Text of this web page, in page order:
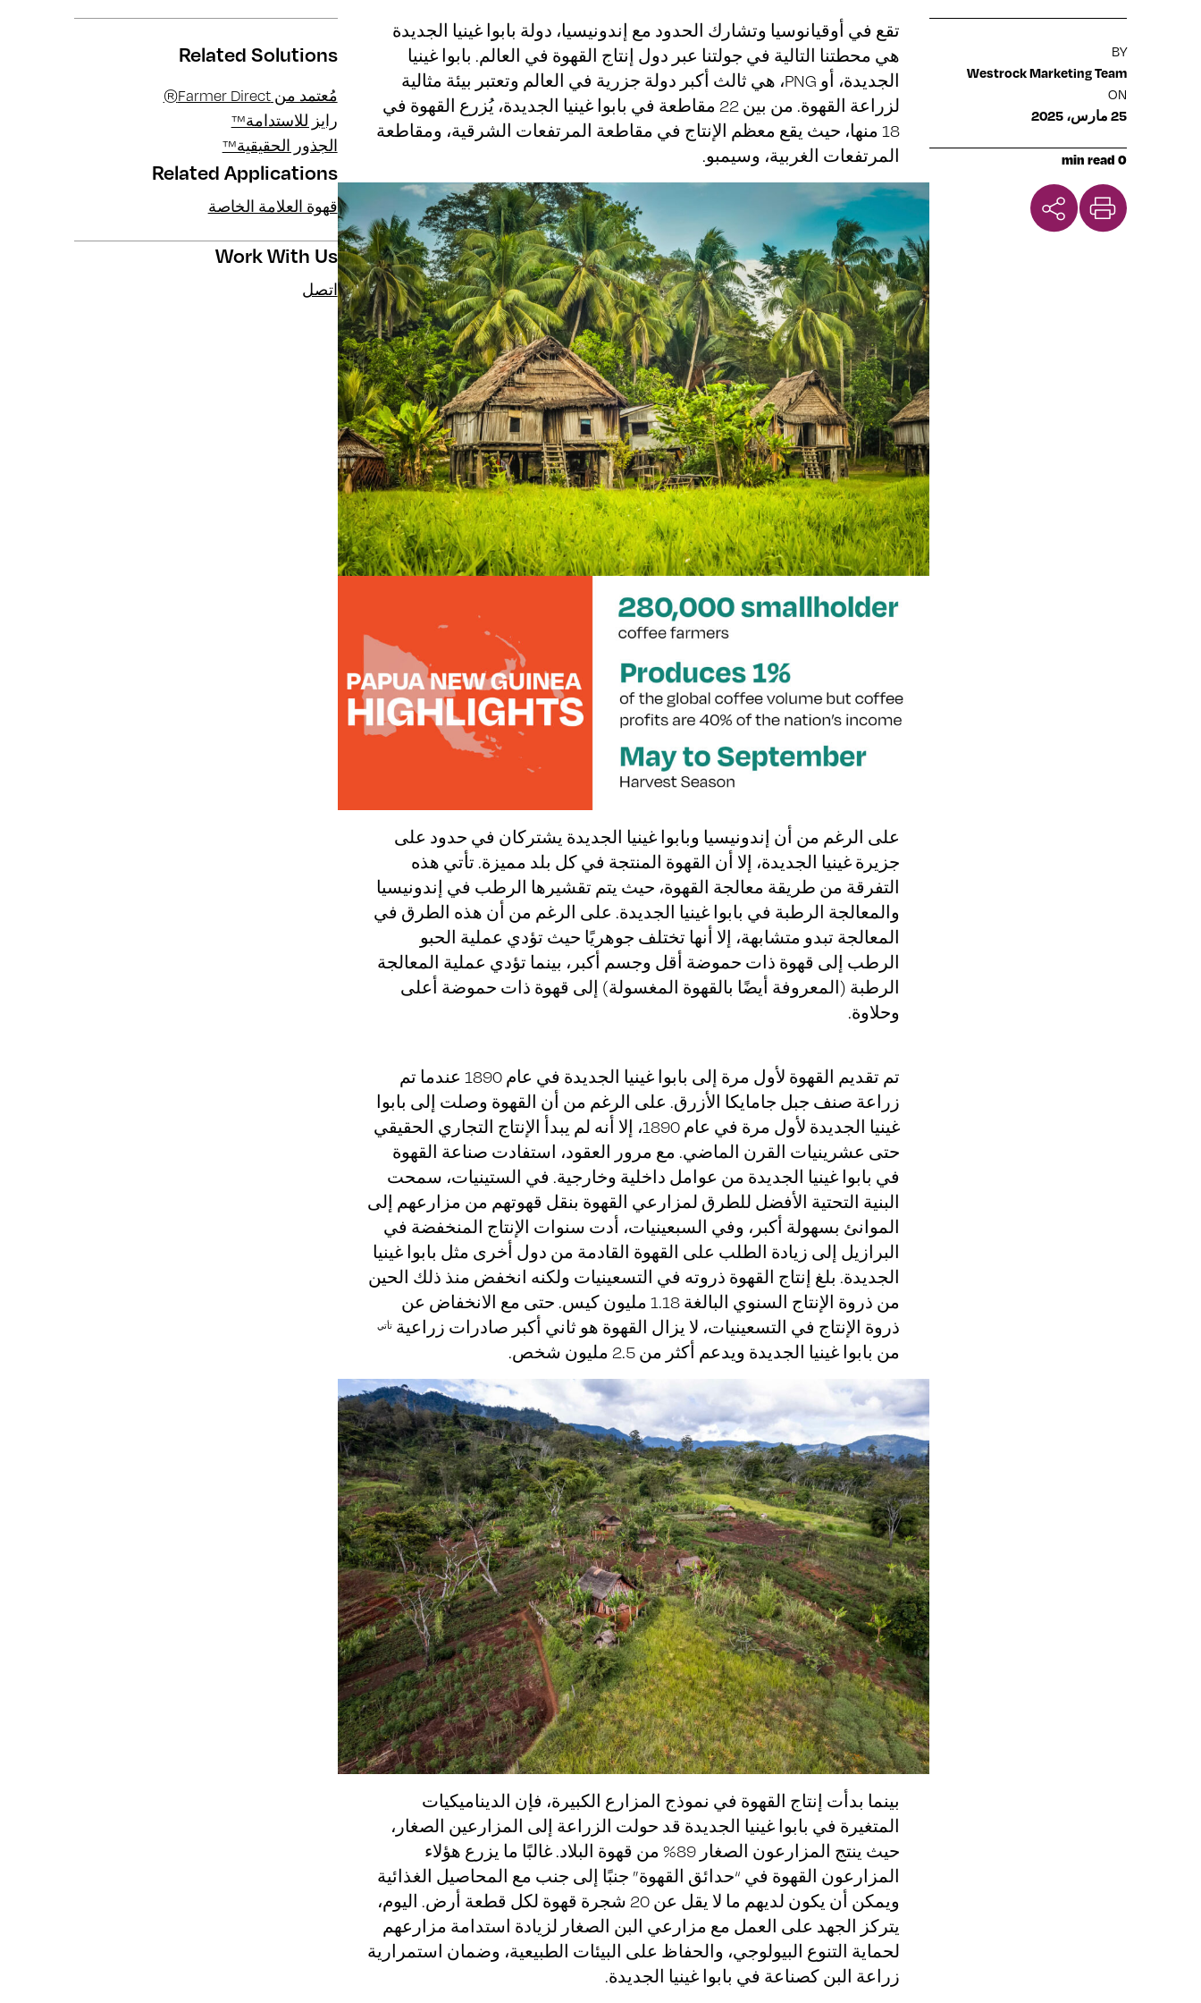
BY
Westrock Marketing Team
ON
25 مارس، 2025
0 min read
تقع في أوقيانوسيا وتشارك الحدود مع إندونيسيا، دولة بابوا غينيا الجديدة
هي محطتنا التالية في جولتنا عبر دول إنتاج القهوة في العالم. بابوا غينيا
الجديدة، أو PNG، هي ثالث أكبر دولة جزرية في العالم وتعتبر بيئة مثالية
لزراعة القهوة. من بين 22 مقاطعة في بابوا غينيا الجديدة، يُزرع القهوة في
18 منها، حيث يقع معظم الإنتاج في مقاطعة المرتفعات الشرقية، ومقاطعة
المرتفعات الغربية، وسيمبو.
على الرغم من أن إندونيسيا وبابوا غينيا الجديدة يشتركان في حدود على
جزيرة غينيا الجديدة، إلا أن القهوة المنتجة في كل بلد مميزة. تأتي هذه
التفرقة من طريقة معالجة القهوة، حيث يتم تقشيرها الرطب في إندونيسيا
والمعالجة الرطبة في بابوا غينيا الجديدة. على الرغم من أن هذه الطرق في
المعالجة تبدو متشابهة، إلا أنها تختلف جوهريًا حيث تؤدي عملية الحبو
الرطب إلى قهوة ذات حموضة أقل وجسم أكبر، بينما تؤدي عملية المعالجة
الرطبة (المعروفة أيضًا بالقهوة المغسولة) إلى قهوة ذات حموضة أعلى
وحلاوة.
تم تقديم القهوة لأول مرة إلى بابوا غينيا الجديدة في عام 1890 عندما تم
زراعة صنف جبل جامايكا الأزرق. على الرغم من أن القهوة وصلت إلى بابوا
غينيا الجديدة لأول مرة في عام 1890، إلا أنه لم يبدأ الإنتاج التجاري الحقيقي
حتى عشرينيات القرن الماضي. مع مرور العقود، استفادت صناعة القهوة
في بابوا غينيا الجديدة من عوامل داخلية وخارجية. في الستينيات، سمحت
البنية التحتية الأفضل للطرق لمزارعي القهوة بنقل قهوتهم من مزارعهم إلى
الموانئ بسهولة أكبر، وفي السبعينيات، أدت سنوات الإنتاج المنخفضة في
البرازيل إلى زيادة الطلب على القهوة القادمة من دول أخرى مثل بابوا غينيا
الجديدة. بلغ إنتاج القهوة ذروته في التسعينيات ولكنه انخفض منذ ذلك الحين
من ذروة الإنتاج السنوي البالغة 1.18 مليون كيس. حتى مع الانخفاض عن
ذروة الإنتاج في التسعينيات، لا يزال القهوة هو ثاني أكبر صادرات زراعيةتأتي
من بابوا غينيا الجديدة ويدعم أكثر من 2.5 مليون شخص.
بينما بدأت إنتاج القهوة في نموذج المزارع الكبيرة، فإن الديناميكيات
المتغيرة في بابوا غينيا الجديدة قد حولت الزراعة إلى المزارعين الصغار،
حيث ينتج المزارعون الصغار 89% من قهوة البلاد. غالبًا ما يزرع هؤلاء
المزارعون القهوة في “حدائق القهوة” جنبًا إلى جنب مع المحاصيل الغذائية
ويمكن أن يكون لديهم ما لا يقل عن 20 شجرة قهوة لكل قطعة أرض. اليوم،
يتركز الجهد على العمل مع مزارعي البن الصغار لزيادة استدامة مزارعهم
لحماية التنوع البيولوجي، والحفاظ على البيئات الطبيعية، وضمان استمرارية
زراعة البن كصناعة في بابوا غينيا الجديدة.
Related Solutions
مُعتمد من Farmer Direct®
رايز للاستدامة™
الجذور الحقيقية™
Related Applications
قهوة العلامة الخاصة
Work With Us
اتصل